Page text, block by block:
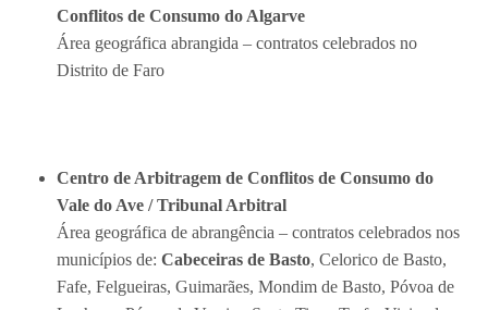
Conflitos de Consumo do Algarve
Área geográfica abrangida – contratos celebrados no
Distrito de Faro
Centro de Arbitragem de Conflitos de Consumo do
Vale do Ave / Tribunal Arbitral
Área geográfica de abrangência – contratos celebrados nos
municípios de: Cabeceiras de Basto, Celorico de Basto,
Fafe, Felgueiras, Guimarães, Mondim de Basto, Póvoa de